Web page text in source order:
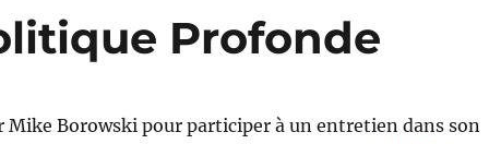
Profonde
Mike Borowski pour participer à un entretien dans son